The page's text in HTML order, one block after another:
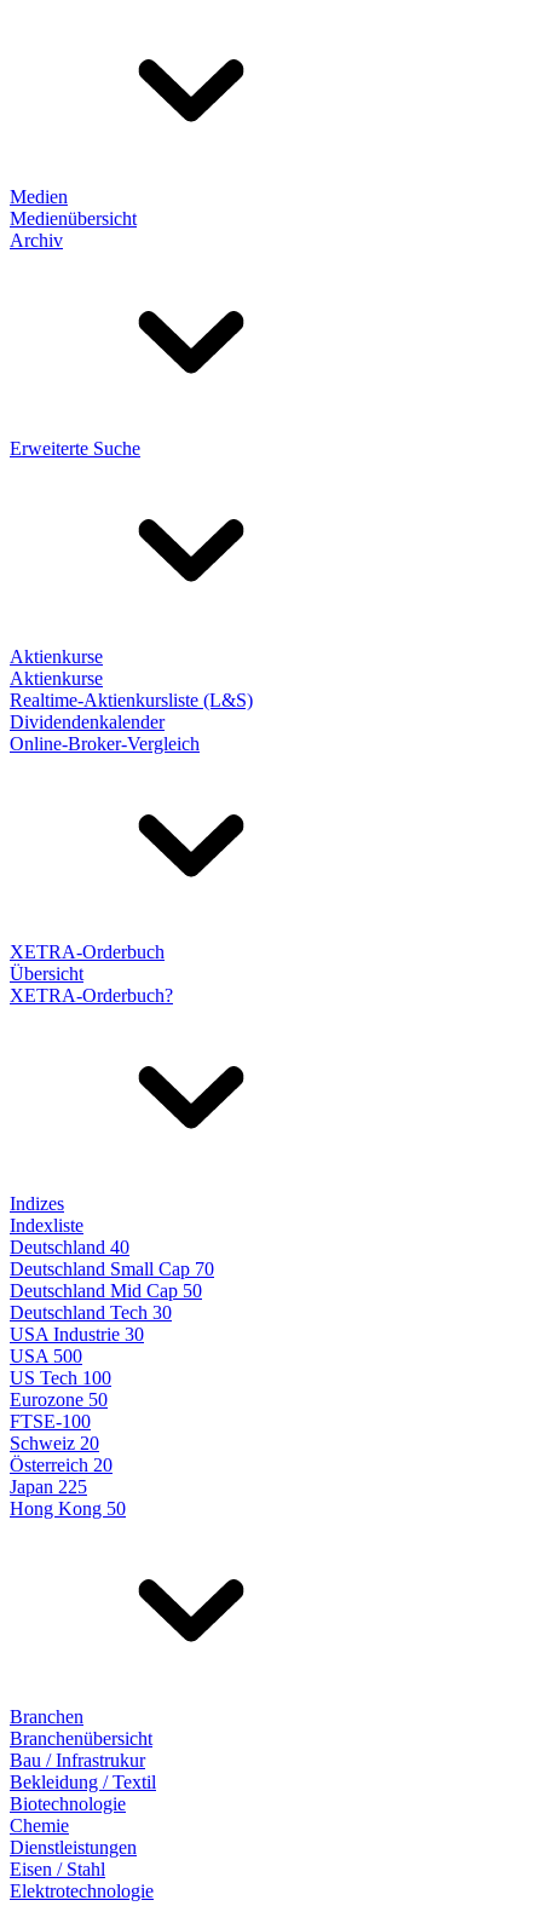
Medien
Medienübersicht
Archiv
Erweiterte Suche
Aktienkurse
Aktienkurse
Realtime-Aktienkursliste (L&S)
Dividendenkalender
Online-Broker-Vergleich
XETRA-Orderbuch
Übersicht
XETRA-Orderbuch?
Indizes
Indexliste
Deutschland 40
Deutschland Small Cap 70
Deutschland Mid Cap 50
Deutschland Tech 30
USA Industrie 30
USA 500
US Tech 100
Eurozone 50
FTSE-100
Schweiz 20
Österreich 20
Japan 225
Hong Kong 50
Branchen
Branchenübersicht
Bau / Infrastrukur
Bekleidung / Textil
Biotechnologie
Chemie
Dienstleistungen
Eisen / Stahl
Elektrotechnologie